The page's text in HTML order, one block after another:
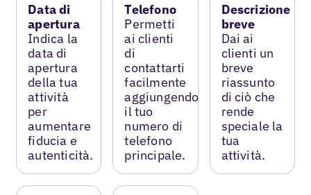
Data di
apertura
Indica la
data di
apertura
della tua
attività
per
aumentare
fiducia e
autenticità.
Telefono
Permetti
ai clienti
di
contattarti
facilmente
aggiungendo
il tuo
numero di
telefono
principale.
Descrizione
breve
Dai ai
clienti un
breve
riassunto
di ciò che
rende
speciale la
tua
attività.